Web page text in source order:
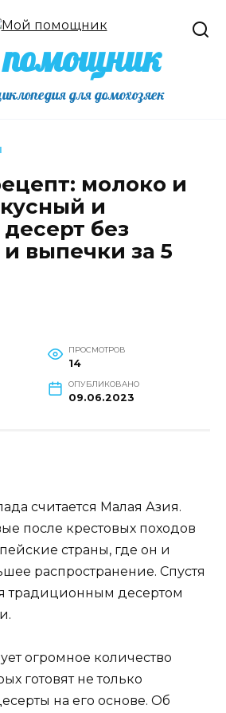
для домохозяек
молоко и
и
без
выпечки за 5
ПРОСМОТРОВ
14
ОПУБЛИКОВАНО
09.06.2023
считается Малая Азия.
после крестовых походов
страны, где он и
распространение. Спустя
традиционным десертом
огромное количество
готовят не только
на его основе. Об